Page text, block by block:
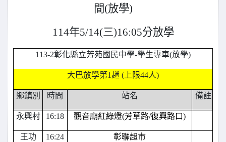
間(放學)
114年5/14(三)16:05分放學
113-2彰化縣立芳苑國民中學-學生專車(放學)
大巴放學第1趟 (上限44人)
鄉鎮別 時間 站名 備註
永興村 16:18 觀音廟紅綠燈(芳草路/復興路口)
王功 16:24 彰聯超市